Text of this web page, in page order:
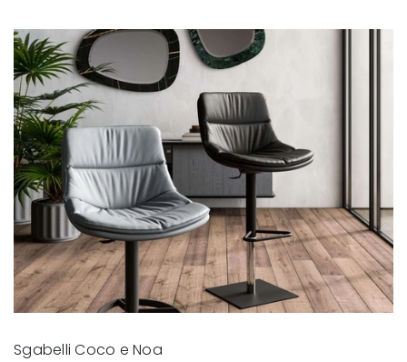
Sgabelli Coco e Noa